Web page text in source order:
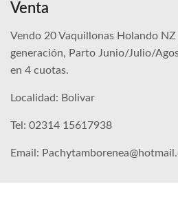
Venta
Vendo 20 Vaquillonas Holando
generación, Parto Junio/Julio/
en 4 cuotas.
Localidad: Bolivar
Tel: 02314 15617938
Email: